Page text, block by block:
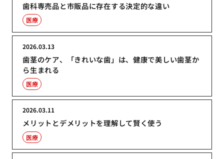
歯科専売品と市販品に存在する決定的な違い
医療
歯茎のケア、「きれいな歯」は、健康で美しい歯茎か
ら生まれる
2026.03.13
医療
メリットとデメリットを理解して賢く使う
2026.03.11
医療